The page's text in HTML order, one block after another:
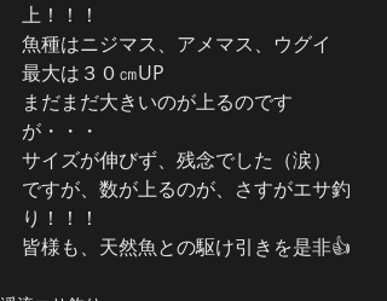
上！！！
魚種はニジマス、アメマス、ウグイ
最大は３０㎝UP
まだまだ大きいのが上るのです
が・・・
サイズが伸びず、残念でした（涙）
ですが、数が上るのが、さすがエサ釣
り！！！
皆様も、天然魚との駆け引きを是非👍